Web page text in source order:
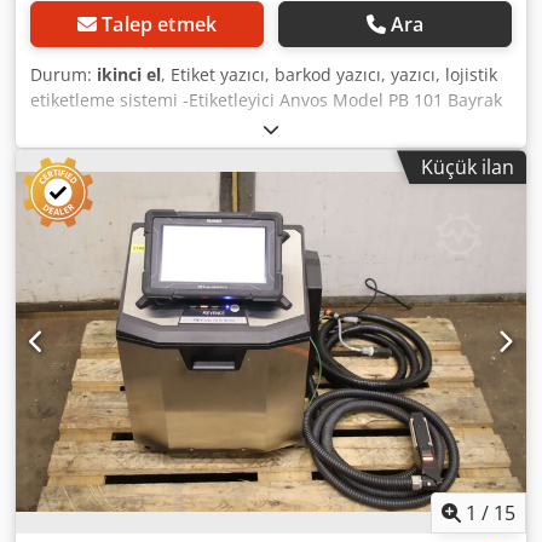
Talep etmek Ara
Durum: ikinci el, Etiket yazıcı, barkod yazıcı, yazıcı, lojistik
etiketleme sistemi -Etiketleyici Anvos Model PB 101 Bayrak
Etiket Tipi: HA101FTS -barkod yazıcı üreticisi SATO tip:
CL408e-2A -maks. baskı genişliği: 110 mm Dsdpjdvnbqefx
Ahijkr -boyutlar: 880/560/H1365 mm -ağırlık: 104 kgKüçük ilan
1 / 15